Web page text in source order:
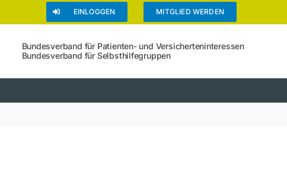
EINLOGGEN MITGLIED WERDEN
Bundesverband für Patienten- und Versicherteninteressen
Bundesverband für Selbsthilfegruppen